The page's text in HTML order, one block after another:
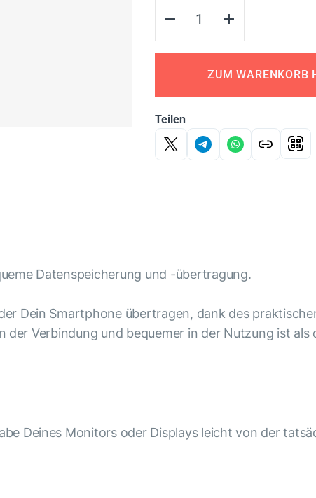
ZUM WARENKORB
Teilen
Datenspeicherung und -übertragung.
Dein Smartphone übertragen, dank des
Verbindung und bequemer in der Nutzung ist als
Deines Monitors oder Displays leicht von der